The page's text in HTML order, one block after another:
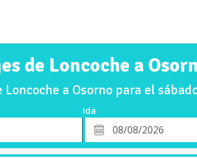
de Loncoche a
Loncoche a Osorno para el
Ida
Fecha
de